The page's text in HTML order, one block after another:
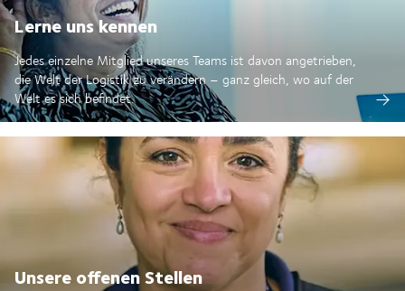
Lerne uns kennen
Jedes einzelne Mitglied unseres Teams ist davon angetrieben,
die Welt der Logistik zu verändern – ganz gleich, wo auf der
Welt es sich befindet.
Unsere offenen Stellen